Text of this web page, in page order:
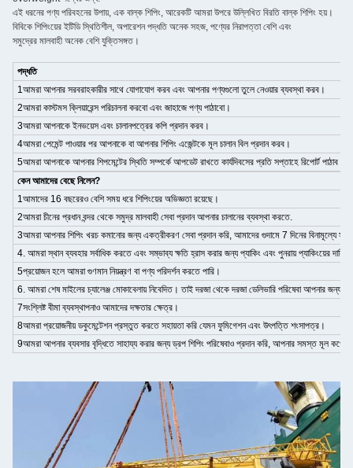
এই ধরনের পণ্য পরিবহনের উপায়, এক বাল্ক শিপিং, আরেকটি আমরা উপরে উল্লিখিত বিরতি বাল্ক শিপিং হয়।
বিবিকে শিপিংয়ের ইটিডি স্থিতিশীল, অপারেশন পদ্ধতি অনেক সহজ, পণ্যের নিরাপত্তা বেশি এবং
সমুদ্রের মালবাহী অনেক বেশি যুক্তিসঙ্গত।
পদ্ধতি
1আমরা আপনার সরবরাহকারীর সাথে যোগাযোগ করব এবং আপনার পণ্যগুলো তুলে নেওয়ার ব্যবস্থা করব।
2আমরা কাস্টমস ক্লিয়ারেন্স পরিচালনা করবো এবং জাহাজে পণ্য পাঠাবো।
3আমরা আপনাকে ইনভয়েস এবং চালানপত্রের কপি প্রদান করব।
4আমরা পেমেন্ট পাওয়ার পর আপনাকে বা আপনার শিপিং এজেন্টকে মূল চালান বিল প্রদান করব।
5আমরা আপনাকে আপনার শিপমেন্টের স্থিতি সম্পর্কে আপডেট রাখতে কার্যদিবসের প্রতি সপ্তাহে রিপোর্ট পাঠাব।
কেন আমাদের বেছে নিলেন?
1আমাদের 16 বছরেরও বেশি সময় ধরে শিপিংয়ের অভিজ্ঞতা রয়েছে।
2আমরা চীনের প্রধান বন্দর থেকে সমুদ্র মালবাহী সেবা প্রদান আপনার চালানের ব্যবস্থা করতে.
3আমরা আপনার শিপিং খরচ কমানোর জন্য একত্রীকরণ সেবা প্রদান করি, আমাদের গুদামে 7 দিনের বিনামূল্যে
4. আমরা স্থান ব্যবহার সর্বাধিক করতে এবং সম্ভাব্য ক্ষতি হ্রাস করার জন্য প্যাকিং এবং পুনরায় প্যাকিংয়ের
5প্রয়োজন হলে আমরা গুণমান নিয়ন্ত্রণ বা পণ্য পরিদর্শন করতে পারি।
6. আমরা শেষ মাইলের চ্যালেঞ্জ মোকাবেলায় নিবেদিত। তাই দরজা থেকে দরজা ডেলিভারি পরিষেবা আপনার জন্য
7সংশ্লিষ্ট বীমা ব্যবস্থাপনাও আমাদের দক্ষতার ক্ষেত্র।
8আমরা প্রয়োজনীয় ডকুমেন্টেশন প্রস্তুত করতে সহায়তা করি যেমন ফুমিগেশন এবং উৎপত্তি শংসাপত্র।
9আমরা আপনার ব্যবসার বৃদ্ধিতে সাহায্য করার জন্য ড্রপ শিপিং পরিষেবাও প্রদান করি, আপনার সমস্ত মূল